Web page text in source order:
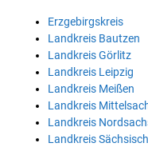
Erzgebirgskreis
Landkreis Bautzen
Landkreis Görlitz
Landkreis Leipzig
Landkreis Meißen
Landkreis
Landkreis
Landkreis